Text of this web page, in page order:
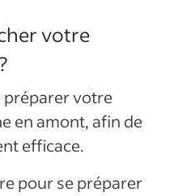
votre
préparer votre
en amont, afin de
efficace.
pour se préparer